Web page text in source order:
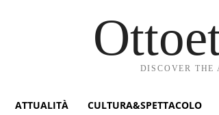
DISCOVER THE
ATTUALITÀ CULTURA&SPETTACOLO